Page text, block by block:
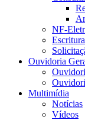
NF-
Ouvidoria
Multimídia
Notícias
Vídeos